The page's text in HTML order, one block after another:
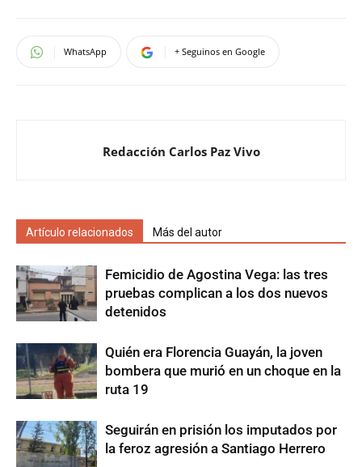
WhatsApp + Seguinos en Google
Redacción Carlos Paz Vivo
Artículo relacionados Más del autor
Femicidio de Agostina Vega: las tres
pruebas complican a los dos nuevos
detenidos
Quién era Florencia Guayán, la joven
bombera que murió en un choque en la
ruta 19
Seguirán en prisión los imputados por
la feroz agresión a Santiago Herrero